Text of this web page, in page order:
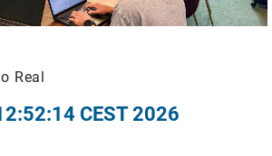
Real
CEST 2026